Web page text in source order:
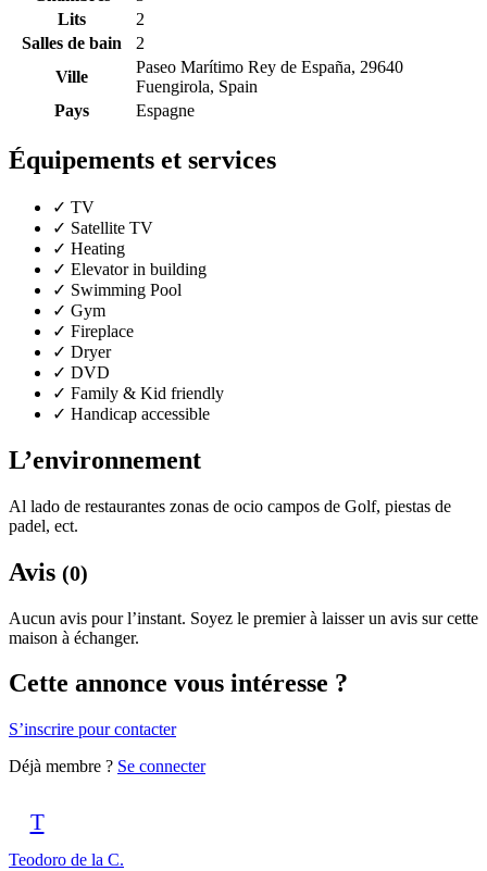
Lits
2
Salles de bain
2
Ville
Paseo Marítimo Rey de España, 29640
Fuengirola, Spain
Pays
Espagne
Équipements et services
✓ TV
✓ Satellite TV
✓ Heating
✓ Elevator in building
✓ Swimming Pool
✓ Gym
✓ Fireplace
✓ Dryer
✓ DVD
✓ Family & Kid friendly
✓ Handicap accessible
L’environnement
Al lado de restaurantes zonas de ocio campos de Golf, piestas de
padel, ect.
Avis (0)
Aucun avis pour l’instant. Soyez le premier à laisser un avis sur cette
maison à échanger.
Cette annonce vous intéresse ?
S’inscrire pour contacter
Déjà membre ? Se connecter
T
Teodoro de la C.